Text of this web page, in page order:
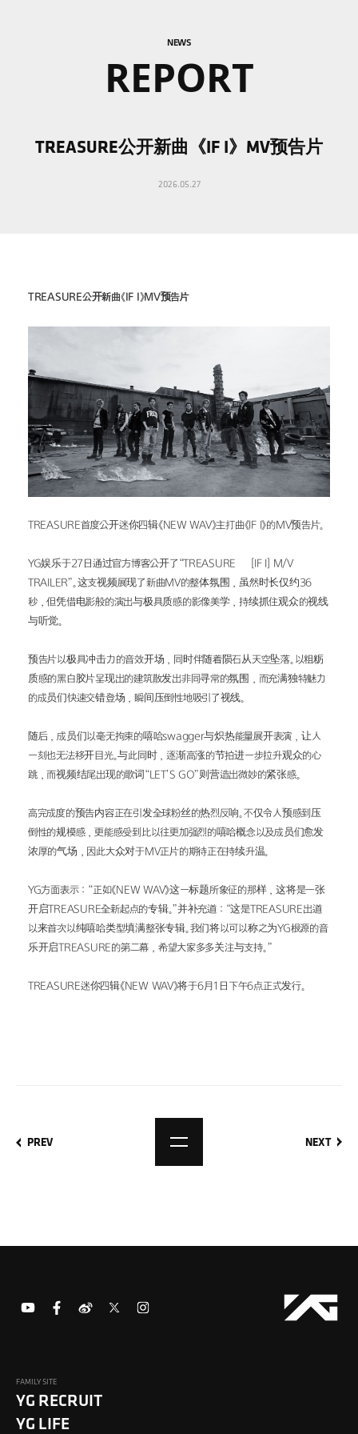
NEWS
REPORT
TREASURE公开新曲《IF I》MV预告片
2026.05.27
TREASURE公开新曲《IF I》MV预告片
TREASURE首度公开迷你四辑《NEW WAV》主打曲《IF I》的MV预告片。
YG娱乐于27日通过官方博客公开了“TREASURE – [IF I] M/V
TRAILER”。这支视频展现了新曲MV的整体氛围，虽然时长仅约36
秒，但凭借电影般的演出与极具质感的影像美学，持续抓住观众的视线
与听觉。
预告片以极具冲击力的音效开场，同时伴随着陨石从天空坠落。以粗粝
质感的黑白胶片呈现出的建筑散发出非同寻常的氛围，而充满独特魅力
的成员们快速交错登场，瞬间压倒性地吸引了视线。
随后，成员们以毫无拘束的嘻哈swagger与炽热能量展开表演，让人
一刻也无法移开目光。与此同时，逐渐高涨的节拍进一步拉升观众的心
跳，而视频结尾出现的歌词“LET’S GO”则营造出微妙的紧张感。
高完成度的预告内容正在引发全球粉丝的热烈反响。不仅令人预感到压
倒性的规模感，更能感受到比以往更加强烈的嘻哈概念以及成员们愈发
浓厚的气场，因此大众对于MV正片的期待正在持续升温。
YG方面表示：“正如《NEW WAV》这一标题所象征的那样，这将是一张
开启TREASURE全新起点的专辑。”并补充道：“这是TREASURE出道
以来首次以纯嘻哈类型填满整张专辑。我们将以可以称之为YG根源的音
乐开启TREASURE的第二幕，希望大家多多关注与支持。”
TREASURE迷你四辑《NEW WAV》将于6月1日下午6点正式发行。
PREV NEXT
FAMILY SITE
YG RECRUIT
YG LIFE